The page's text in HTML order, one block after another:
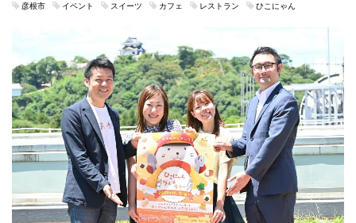
彦根市 イベント スイーツ カフェ レストラン ひこにゃん